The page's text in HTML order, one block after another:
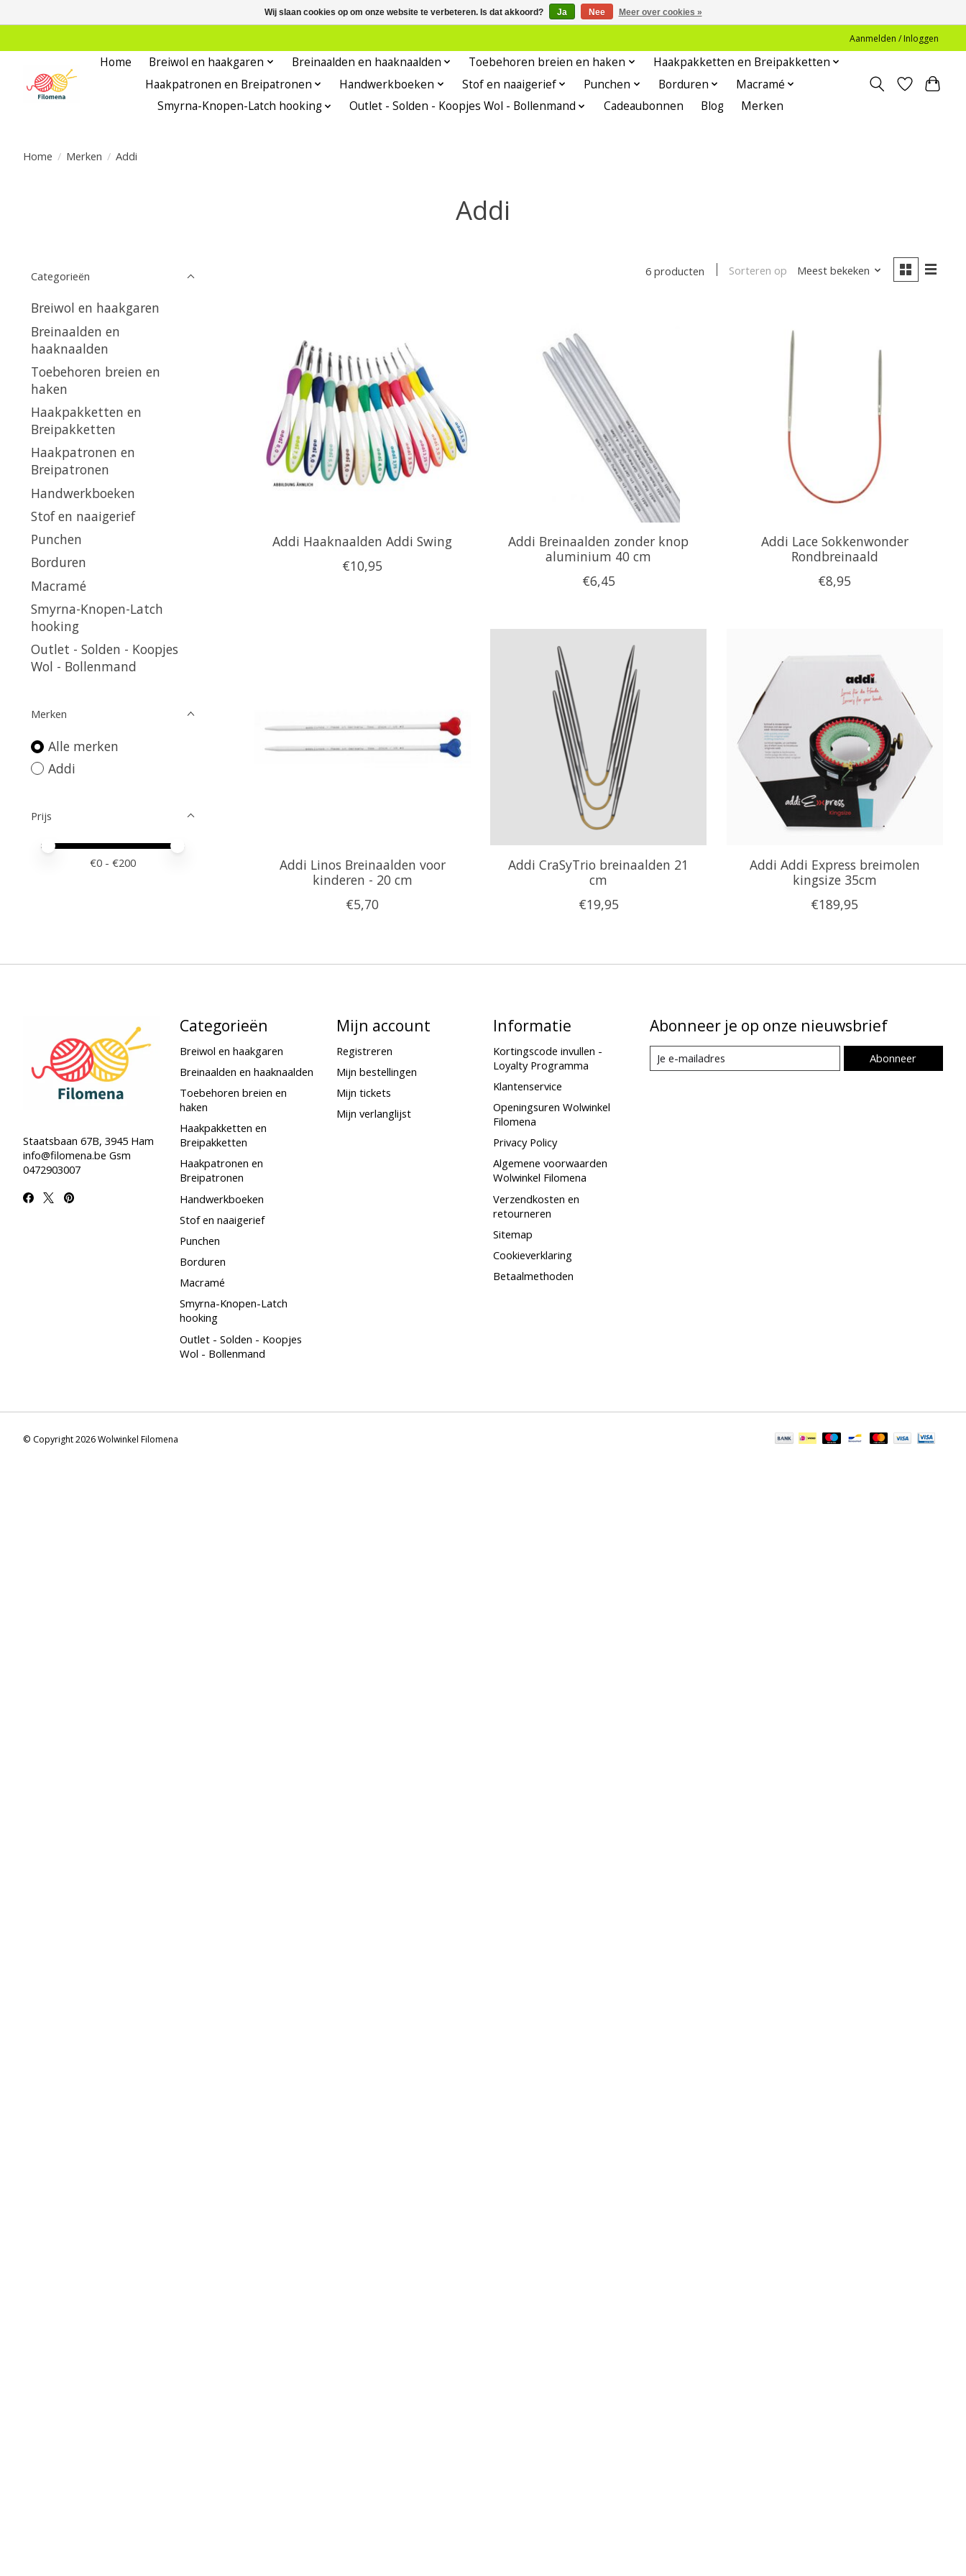
Aanmelden / Inloggen
Home Breiwol en haakgaren Breinaalden en haaknaalden Toebehoren breien en haken
Haakpakketten en Breipakketten
Haakpatronen en Breipatronen
Handwerkboeken Stof en naaigerief Punchen Borduren
Macramé
Smyrna-Knopen-Latch hooking
Outlet - Solden - Koopjes Wol - Bollenmand Cadeaubonnen Blog Merken
Home / Merken / Addi
Addi
Categorieën
Breiwol en haakgaren
Breinaalden en
haaknaalden
Toebehoren breien en
haken
Haakpakketten en
Breipakketten
Haakpatronen en
Breipatronen
Handwerkboeken
Stof en naaigerief
Punchen
Borduren
Macramé
Smyrna-Knopen-Latch
hooking
Outlet - Solden - Koopjes
Wol - Bollenmand
Merken
Alle merken
Addi
Prijs
Minimale prijswaarde
Price maximum value
€0 - €200
6 producten Sorteren op Meest bekeken
Addi Haaknaalden Addi Swing
€10,95
Addi Breinaalden zonder knop
aluminium 40 cm
€6,45
Addi Lace Sokkenwonder
Rondbreinaald
€8,95
Addi Linos Breinaalden voor
kinderen - 20 cm
€5,70
Addi CraSyTrio breinaalden 21
cm
€19,95
Addi Addi Express breimolen
kingsize 35cm
€189,95
Staatsbaan 67B, 3945 Ham
info@filomena.be Gsm
0472903007
Categorieën
Breiwol en haakgaren
Breinaalden en haaknaalden
Toebehoren breien en
haken
Haakpakketten en
Breipakketten
Haakpatronen en
Breipatronen
Handwerkboeken
Stof en naaigerief
Punchen
Borduren
Macramé
Smyrna-Knopen-Latch
hooking
Outlet - Solden - Koopjes
Wol - Bollenmand
Mijn account
Registreren
Mijn bestellingen
Mijn tickets
Mijn verlanglijst
Informatie
Kortingscode invullen -
Loyalty Programma
Klantenservice
Openingsuren Wolwinkel
Filomena
Privacy Policy
Algemene voorwaarden
Wolwinkel Filomena
Verzendkosten en
retourneren
Sitemap
Cookieverklaring
Betaalmethoden
Abonneer je op onze nieuwsbrief
Abonneer
© Copyright 2026 Wolwinkel Filomena
Wij slaan cookies op om onze website te verbeteren. Is dat akkoord? Ja Nee Meer over cookies »